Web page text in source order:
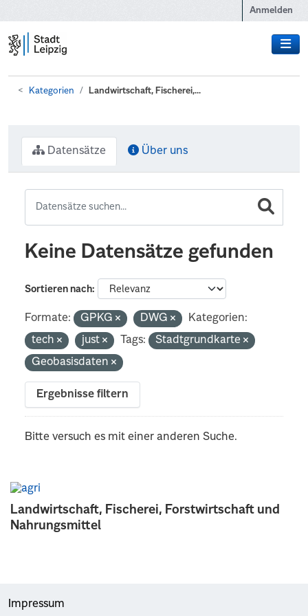
Anmelden
Kategorien Landwirtschaft, Fischerei,...
Landwirtschaft, Fischerei, Forstwirtschaft und
Nahrungsmittel
Datensätze Über uns
Keine Datensätze gefunden
Sortieren nach
Formate: GPKG DWG
Kategorien:
tech
just Tags:
Stadtgrundkarte
Geobasisdaten
Ergebnisse filtern
Bitte versuch es mit einer anderen Suche.
Impressum